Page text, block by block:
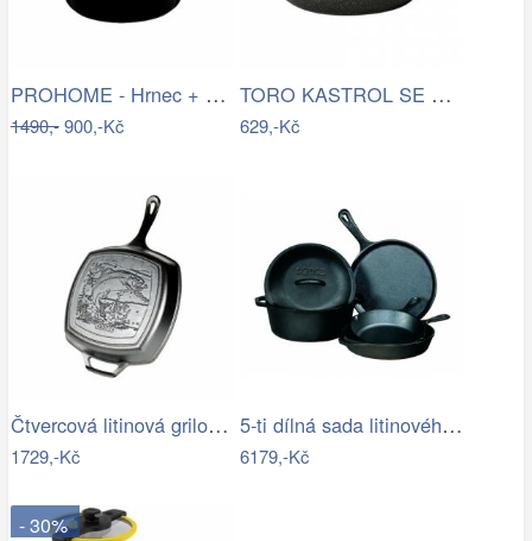
PROHOME - Hrnec + poklice 20cm Black…
1490,-900,-Kč
TORO KASTROL SE SKLENĚNOU POKLICÍ,…
629,-Kč
Čtvercová litinová grilovací pánev…
1729,-Kč
5-ti dílná sada litinového nádobí Lodge
6179,-Kč
- 30%